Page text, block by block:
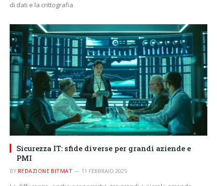
di dati e la crittografia
Sicurezza IT: sfide diverse per grandi aziende e
PMI
BY REDAZIONE BITMAT 11 FEBBRAIO 2025